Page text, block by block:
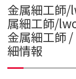
金属細工師
属細工師/
金属細工師
細情報